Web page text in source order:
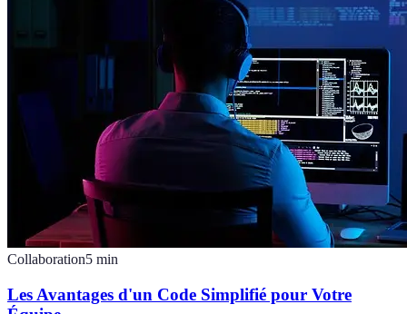
Collaboration5 min
Les Avantages d'un Code Simplifié pour Votre